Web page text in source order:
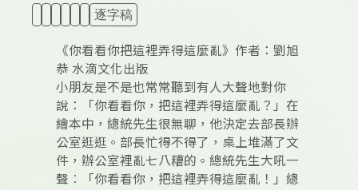
逐字稿
《你看看你把這裡弄得這麼亂》作者：劉旭
恭 水滴文化出版
小朋友是不是也常常聽到有人大聲地對你
說：「你看看你，把這裡弄得這麼亂？」在
繪本中，總統先生很無聊，他決定去部長辦
公室逛逛。部長忙得不得了，桌上堆滿了文
件，辦公室裡亂七八糟的。總統先生大吼一
聲︰「你看看你，把這裡弄得這麼亂！」總